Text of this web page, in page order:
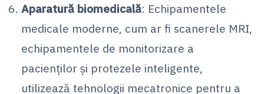
Aparatură biomedicală: Echipamentele
medicale moderne, cum ar fi scanerele MRI,
echipamentele de monitorizare a
pacienților și protezele inteligente,
utilizează tehnologii mecatronice pentru a